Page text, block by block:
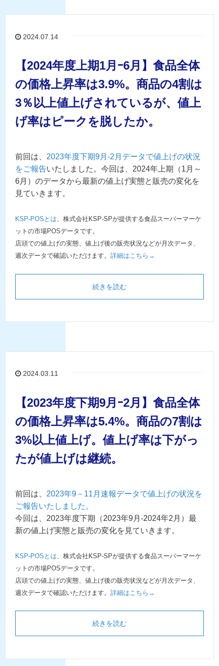
2024.07.14
【2024年度上期1月ｰ6月】食品全体
の価格上昇率は3.9%。商品の4割は
3％以上値上げされているが、値上
げ率はピークを脱したか。
前回は、 2023年度下期9月-2月データで値上げの状況
をご報告いたしました。今回は、2024年上期（1月～
6月）のデータから最新の値上げ実態と販売の変化を
見ていきます。
KSP-POSとは 、株式会社KSP-SPが提供する食品スーパーマーケ
ットの市場POSデータです。
店頭での値上げの実態、値上げ後の販売状況などが月次データ、
週次データで確認いただけます。 詳細はこちら→
続きを読む
2024.03.11
【2023年度下期9月ｰ2月】食品全体
の価格上昇率は5.4%。商品の7割は
3%以上値上げ。値上げ率は下がっ
たが値上げは継続。
前回は、 2023年9－11月速報データで値上げの状況を
ご報告いたしました。
今回は、2023年度下期（2023年9月-2024年2月）最
新の値上げ実態と販売の変化を見ていきます。
KSP-POSとは 、株式会社KSP-SPが提供する食品スーパーマーケ
ットの市場POSデータです。
店頭での値上げの実態、値上げ後の販売状況などが月次データ、
週次データで確認いただけます。 詳細はこちら→
続きを読む